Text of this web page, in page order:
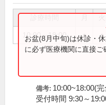
10:00～18:00 ● ●
お盆(8月中旬)は休診・
に必ず医療機関に直接ご
備考: 10:00~18:00(
受付時間 9:30～